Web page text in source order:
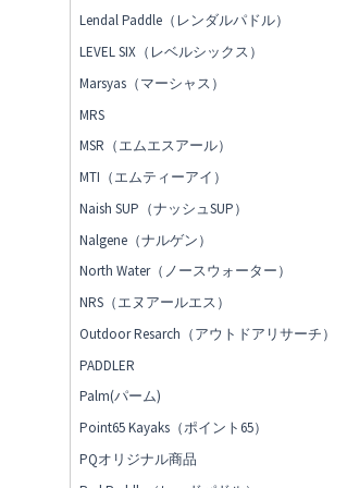
Lendal Paddle（レンダルパドル）
LEVEL SIX（レベルシックス）
Marsyas（マーシャス）
MRS
MSR（エムエスアール）
MTI（エムティーアイ）
Naish SUP（ナッシュSUP）
Nalgene（ナルゲン）
North Water（ノースウォーター）
NRS（エヌアールエス）
Outdoor Resarch（アウトドアリサーチ）
PADDLER
Palm(パーム)
Point65 Kayaks（ポイント65）
PQオリジナル商品